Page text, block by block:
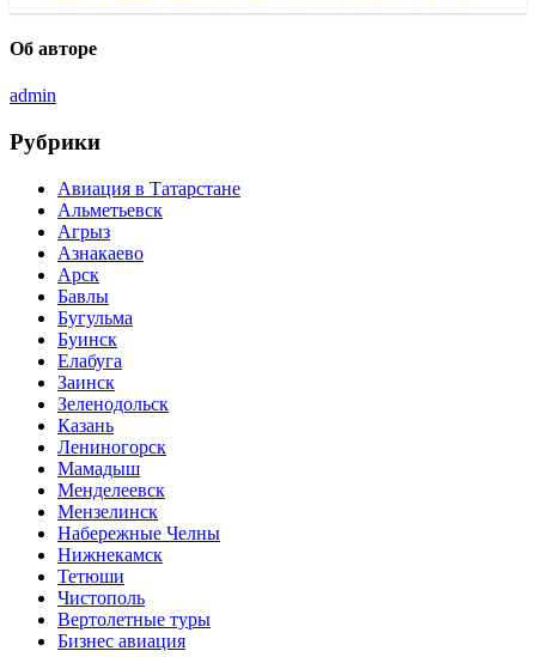
Об авторе
admin
Рубрики
Авиация в Татарстане
Альметьевск
Агрыз
Азнакаево
Арск
Бавлы
Бугульма
Буинск
Елабуга
Заинск
Зеленодольск
Казань
Лениногорск
Мамадыш
Менделеевск
Мензелинск
Набережные Челны
Нижнекамск
Тетюши
Чистополь
Вертолетные туры
Бизнес авиация